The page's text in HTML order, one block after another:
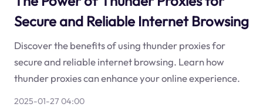
Secure and Reliable Internet Browsing
Discover the benefits of using thunder proxies for
secure and reliable internet browsing. Learn how
thunder proxies can enhance your online experience.
2025-01-27 04:00